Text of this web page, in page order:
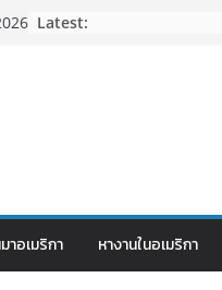
Latest:
าอเมริกา หางานในอเมริกา